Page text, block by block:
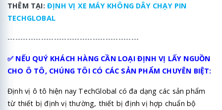
THÊM TẠI: ĐỊNH VỊ XE MÁY KHÔNG DÂY CHẠY PIN
TECHGLOBAL
---------------------------------------------------
✅ NẾU QUÝ KHÁCH HÀNG CẦN LOẠI ĐỊNH VỊ LẤY NGUỒN
CHO Ô TÔ, CHÚNG TÔI CÓ CÁC SẢN PHẨM CHUYÊN BIỆT:
Định vị ô tô hiện nay TechGlobal có đa dạng các sản phẩm
từ thiết bị định vị thường, thiết bị định vị hợp chuẩn bộ